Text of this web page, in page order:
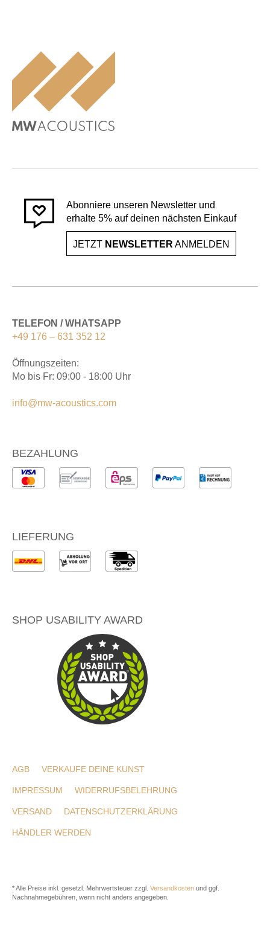
Abonniere unseren Newsletter und
erhalte 5% auf deinen nächsten Einkauf
JETZT NEWSLETTER ANMELDEN
TELEFON / WHATSAPP
+49 176 – 631 352 12
Öffnungszeiten:
Mo bis Fr: 09:00 - 18:00 Uhr
info@mw-acoustics.com
BEZAHLUNG
LIEFERUNG
SHOP USABILITY AWARD
AGB VERKAUFE DEINE KUNST
IMPRESSUM WIDERRUFSBELEHRUNG
VERSAND DATENSCHUTZERKLÄRUNG
HÄNDLER WERDEN
* Alle Preise inkl. gesetzl. Mehrwertsteuer zzgl. Versandkosten und ggf.
Nachnahmegebühren, wenn nicht anders angegeben.